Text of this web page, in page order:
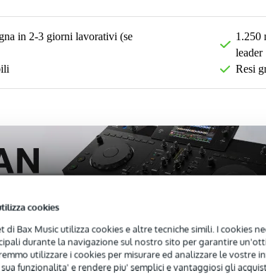
cookies
di Bax Music utilizza cookies e altre tecniche simili. I cookies
durante la navigazione sul nostro sito per garantire
utilizzare i cookies per misurare ed analizzare le vostre
funzionalita' e rendere piu' semplici e vantaggiosi gli
in 2-3 giorni lavorativi (se
1.250
leader
Resi
(0) Download (5)